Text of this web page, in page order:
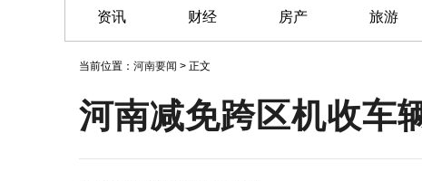
资讯 财经 房产 旅游
当前位置： 河南要闻 > 正文
河南减免跨区机收车